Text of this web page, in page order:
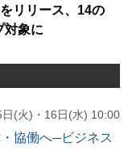
リリース、14の
対象に
(火)・16日(水) 10:00
協働へ─ビジネス